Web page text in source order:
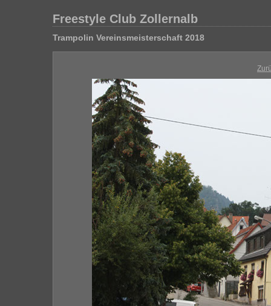
Freestyle Club Zollernalb
Trampolin Vereinsmeisterschaft 2018